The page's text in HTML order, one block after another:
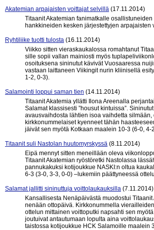
Akatemian arpajaisten voittajat selvillä (17.11.2014)
Titaanit Akatemian fanimatkalle
hankkineiden kesken järjestettyjen arpajaisten
Ryhtiliike tuotti tulosta (16.11.2014)
Viikko sitten vieraskaukalossa romahtanut
sille sopii vallan mainiosti myös
osoituksena sininutut kävivät Vuosaaressa
vastaan laittaneen Viikingit nurin kliinisellä
1-2, 0-3).
Salamointi loppui saman tien (14.11.2014)
Titaanit Akatemia yllätti Ilona Areenalla
Salamat klassisesti ”housut kintuissa”.
avausvaihdosta lähtien isoa vaihdetta silmään,
kirkkonummelaiset kyenneet tähän
jäivät sen myötä Kotkaan maalein 10-3 (6-0, 4-
Titaanit suli Nastolan huutomyrskyssä (8.11.2014)
Eipä mennyt sitten meneillään oleva
Titaanit Akatemian ryöstöretki Nastolassa
pannukakuksi kotijoukkue NASKI:n oltua
6-3 (3-0, 3-3, 0-0) –lukemiin päättyneessä
Salamat jallitti sininuttuja voittolaukauksilla (7.11.2014)
Kansallisesta Nenäpäivästä muodostui
nenään ottopäivä. Kirkkonummella
ottelun mittainen voittoputki napsahti sen
joutuivat antautumaan lopulta aina
taistossa kotijoukkue HCK Salamoille maalein